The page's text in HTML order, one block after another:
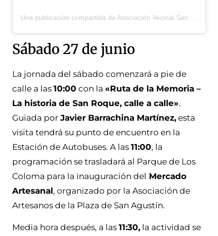
Sábado 27 de junio
La jornada del sábado comenzará a pie de
calle a las 10:00 con la «Ruta de la Memoria –
La historia de San Roque, calle a calle».
Guiada por Javier Barrachina Martínez, esta
visita tendrá su punto de encuentro en la
Estación de Autobuses. A las 11:00, la
programación se trasladará al Parque de Los
Coloma para la inauguración del Mercado
Artesanal, organizado por la Asociación de
Artesanos de la Plaza de San Agustín.
Media hora después, a las 11:30, la actividad se